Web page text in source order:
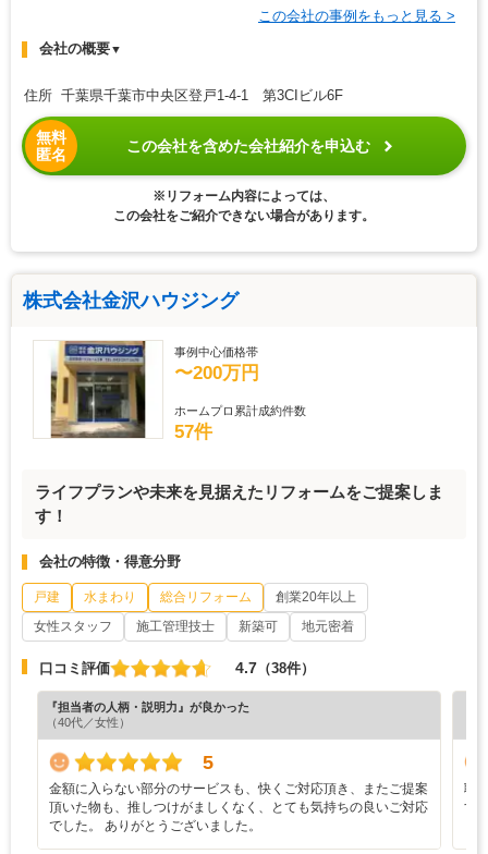
この会社の事例をもっと見る >
会社の概要▼
住所 千葉県千葉市中央区登戸1-4-1 第3CIビル6F
無料
匿名
この会社を含めた会社紹介を申込む
※リフォーム内容によっては、
この会社をご紹介できない場合があります。
株式会社金沢ハウジング
事例中心価格帯
〜200万円
ホームプロ累計成約件数
57件
ライフプランや未来を見据えたリフォームをご提案しま
す！
会社の特徴・得意分野
戸建 水まわり 総合リフォーム
創業20年以上
女性スタッフ
施工管理技士 新築可 地元密着
口コミ評価 4.7 （38件）
『担当者の人柄・説明力』が良かった
（40代／女性）
5
金額に入らない部分のサービスも、快くご対応頂き、またご提案
頂いた物も、推しつけがましくなく、とても気持ちの良いご対応
でした。 ありがとうございました。
職
す